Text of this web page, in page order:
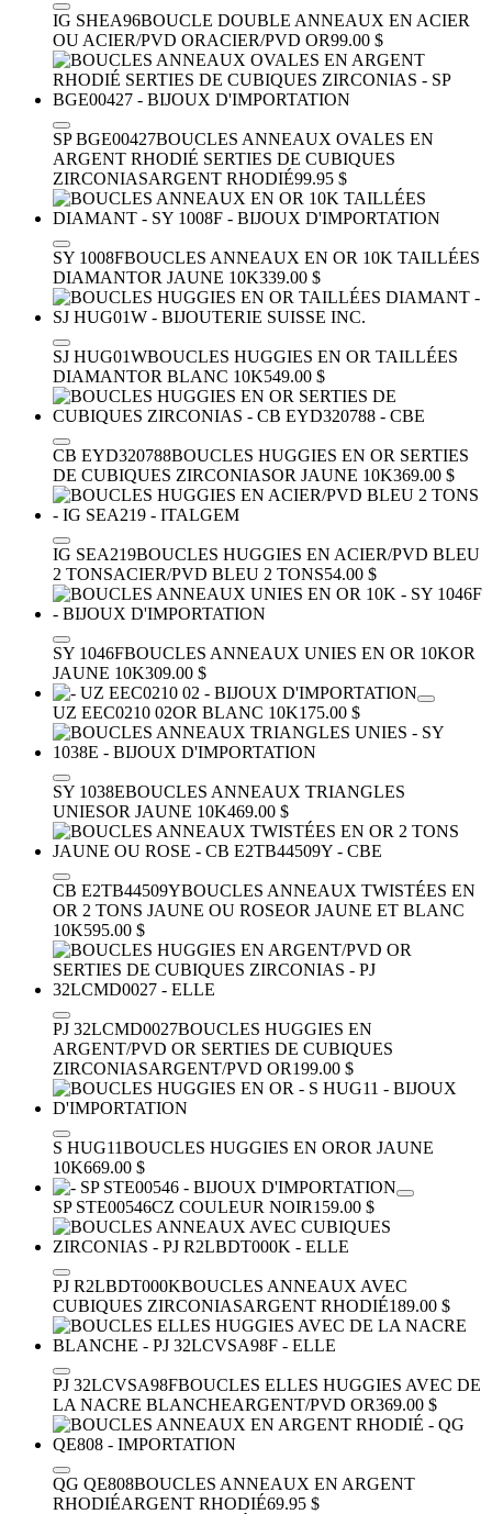
IG SHEA96BOUCLE DOUBLE ANNEAUX EN ACIER
OU ACIER/PVD ORACIER/PVD OR99.00 $
SP BGE00427BOUCLES ANNEAUX OVALES EN
ARGENT RHODIÉ SERTIES DE CUBIQUES
ZIRCONIASARGENT RHODIÉ99.95 $
SY 1008FBOUCLES ANNEAUX EN OR 10K TAILLÉES
DIAMANTOR JAUNE 10K339.00 $
SJ HUG01WBOUCLES HUGGIES EN OR TAILLÉES
DIAMANTOR BLANC 10K549.00 $
CB EYD320788BOUCLES HUGGIES EN OR SERTIES
DE CUBIQUES ZIRCONIASOR JAUNE 10K369.00 $
IG SEA219BOUCLES HUGGIES EN ACIER/PVD BLEU
2 TONSACIER/PVD BLEU 2 TONS54.00 $
SY 1046FBOUCLES ANNEAUX UNIES EN OR 10KOR
JAUNE 10K309.00 $
UZ EEC0210 02OR BLANC 10K175.00 $
SY 1038EBOUCLES ANNEAUX TRIANGLES
UNIESOR JAUNE 10K469.00 $
CB E2TB44509YBOUCLES ANNEAUX TWISTÉES EN
OR 2 TONS JAUNE OU ROSEOR JAUNE ET BLANC
10K595.00 $
PJ 32LCMD0027BOUCLES HUGGIES EN
ARGENT/PVD OR SERTIES DE CUBIQUES
ZIRCONIASARGENT/PVD OR199.00 $
S HUG11BOUCLES HUGGIES EN OROR JAUNE
10K669.00 $
SP STE00546CZ COULEUR NOIR159.00 $
PJ R2LBDT000KBOUCLES ANNEAUX AVEC
CUBIQUES ZIRCONIASARGENT RHODIÉ189.00 $
PJ 32LCVSA98FBOUCLES ELLES HUGGIES AVEC DE
LA NACRE BLANCHEARGENT/PVD OR369.00 $
QG QE808BOUCLES ANNEAUX EN ARGENT
RHODIÉARGENT RHODIÉ69.95 $